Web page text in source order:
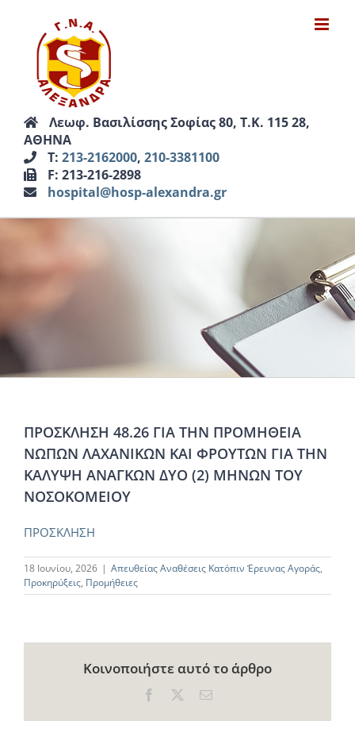
περιεχόμενο
Λεωφ. Βασιλίσσης Σοφίας 80, Τ.Κ. 115 28,
ΑΘΗΝΑ
Τ: 213-2162000, 210-3381100
F: 213-216-2898
hospital@hosp-alexandra.gr
ΠΡΟΣΚΛΗΣΗ 48.26 ΓΙΑ ΤΗΝ ΠΡΟΜΗΘΕΙΑ
ΝΩΠΩΝ ΛΑΧΑΝΙΚΩΝ ΚΑΙ ΦΡΟΥΤΩΝ ΓΙΑ ΤΗΝ
ΚΑΛΥΨΗ ΑΝΑΓΚΩΝ ΔΥΟ (2) ΜΗΝΩΝ ΤΟΥ
ΝΟΣΟΚΟΜΕΙΟΥ
ΠΡΟΣΚΛΗΣΗ
18 Ιουνίου, 2026 | Απευθείας Αναθέσεις Κατόπιν Έρευνας Αγοράς,
Προκηρύξεις, Προμήθειες
Κοινοποιήστε αυτό το άρθρο
Facebook Email